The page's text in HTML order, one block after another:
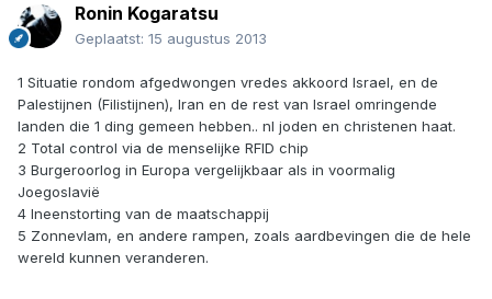
Ronin Kogaratsu
Geplaatst: 15 augustus 2013
1 Situatie rondom afgedwongen vredes akkoord Israel, en de
Palestijnen (Filistijnen), Iran en de rest van Israel omringende
landen die 1 ding gemeen hebben.. nl joden en christenen haat.
2 Total control via de menselijke RFID chip
3 Burgeroorlog in Europa vergelijkbaar als in voormalig
Joegoslavië
4 Ineenstorting van de maatschappij
5 Zonnevlam, en andere rampen, zoals aardbevingen die de hele
wereld kunnen veranderen.